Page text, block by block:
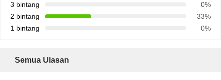
3 bintang
0%
2 bintang
33%
1 bintang
0%
Semua Ulasan